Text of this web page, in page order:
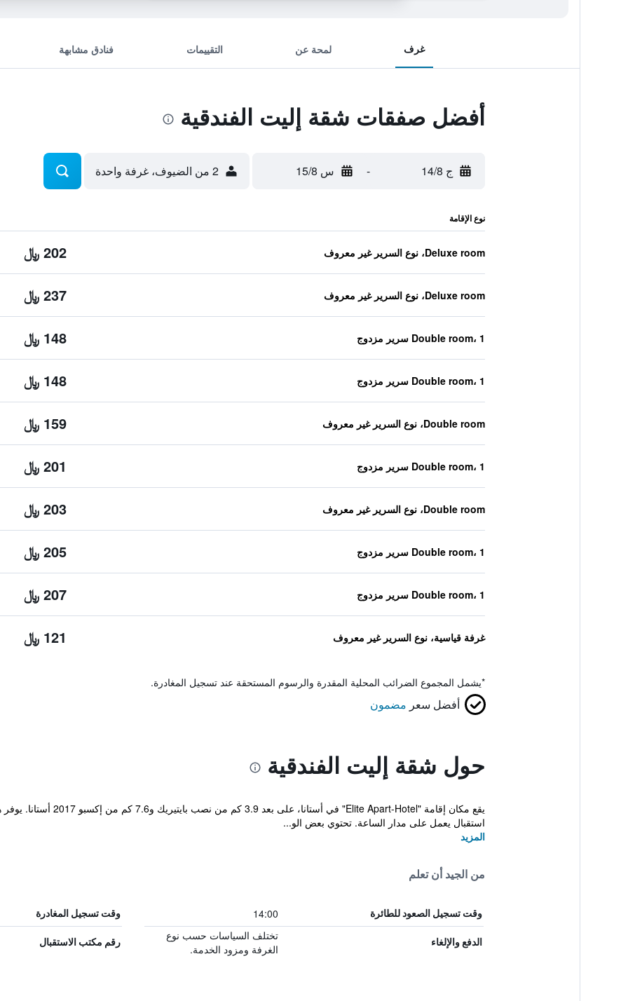
غرف لمحة عن التقييمات فنادق مشابهة
أفضل صفقات شقة إليت الفندقية
ج 14/8 - س 15/8 2 من الضيوف، غرفة واحدة
نوع الإقامة
Deluxe room، نوع السرير غير معروف 202 ﷼
Deluxe room، نوع السرير غير معروف 237 ﷼
Double room، 1 سرير مزدوج 148 ﷼
Double room، 1 سرير مزدوج 148 ﷼
Double room، نوع السرير غير معروف 159 ﷼
Double room، 1 سرير مزدوج 201 ﷼
Double room، نوع السرير غير معروف 203 ﷼
Double room، 1 سرير مزدوج 205 ﷼
Double room، 1 سرير مزدوج 207 ﷼
غرفة قياسية، نوع السرير غير معروف 121 ﷼
*يشمل المجموع الضرائب المحلية المقدرة والرسوم المستحقة عند تسجيل المغادرة.
أفضل سعر مضمون
حول شقة إليت الفندقية
استقبال يعمل على مدار الساعة. تحتوي بعض الو...
المزيد
من الجيد أن تعلم
وقت تسجيل الصعود للطائرة 14:00 وقت تسجيل المغادرة
الدفع والإلغاء
تختلف السياسات حسب نوع
الغرفة ومزود الخدمة.
رقم مكتب الاستقبال